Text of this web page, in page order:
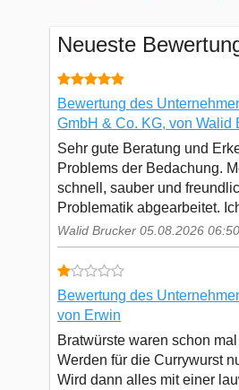
Neueste
Bewertung des
GmbH & Co. KG, von Walid
Sehr gute Beratung und
Problems der Bedachung.
schnell, sauber und
Problematik abgearbeitet.
Walid Brucker 05.08.2026 06:50
Bewertung des
von Erwin
Bratwürste waren schon
Werden für die Currywurst
Wird dann alles mit einer